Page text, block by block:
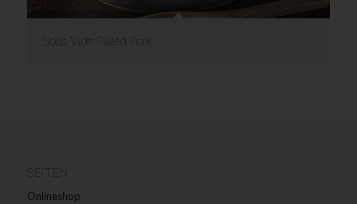
Sous Vide Pulled Pork
Onlineshop